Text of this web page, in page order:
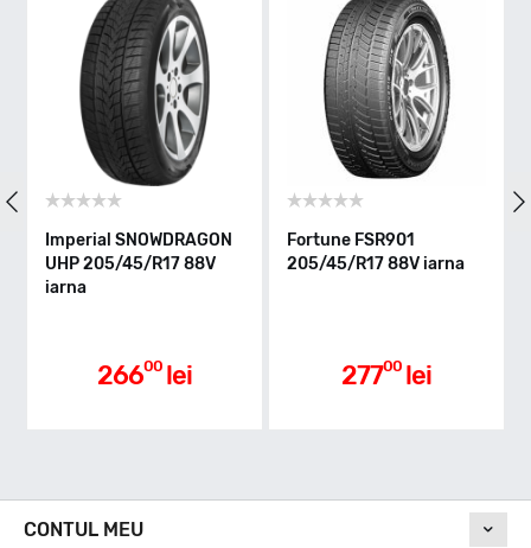
Indice greutate
Clasa de eficienta
C
Imperial SNOWDRAGON
UHP 205/45/R17 88V
iarna
26600 lei
Fortune FSR901
205/45/R17 88V iarna
27700 lei
CONTUL MEU